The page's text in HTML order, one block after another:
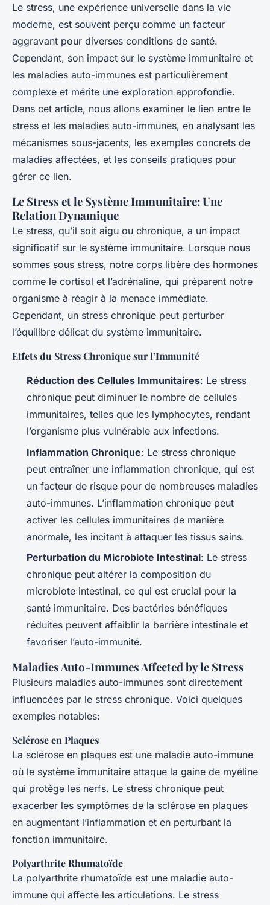
Le stress, une expérience universelle dans la vie
moderne, est souvent perçu comme un facteur
aggravant pour diverses conditions de santé.
Cependant, son impact sur le système immunitaire et
les maladies auto-immunes est particulièrement
complexe et mérite une exploration approfondie.
Dans cet article, nous allons examiner le lien entre le
stress et les maladies auto-immunes, en analysant les
mécanismes sous-jacents, les exemples concrets de
maladies affectées, et les conseils pratiques pour
gérer ce lien.
Le Stress et le Système Immunitaire: Une
Relation Dynamique
Le stress, qu’il soit aigu ou chronique, a un impact
significatif sur le système immunitaire. Lorsque nous
sommes sous stress, notre corps libère des hormones
comme le cortisol et l’adrénaline, qui préparent notre
organisme à réagir à la menace immédiate.
Cependant, un stress chronique peut perturber
l’équilibre délicat du système immunitaire.
Effets du Stress Chronique sur l’Immunité
Réduction des Cellules Immunitaires: Le stress
chronique peut diminuer le nombre de cellules
immunitaires, telles que les lymphocytes, rendant
l’organisme plus vulnérable aux infections.
Inflammation Chronique: Le stress chronique
peut entraîner une inflammation chronique, qui est
un facteur de risque pour de nombreuses maladies
auto-immunes. L’inflammation chronique peut
activer les cellules immunitaires de manière
anormale, les incitant à attaquer les tissus sains.
Perturbation du Microbiote Intestinal: Le stress
chronique peut altérer la composition du
microbiote intestinal, ce qui est crucial pour la
santé immunitaire. Des bactéries bénéfiques
réduites peuvent affaiblir la barrière intestinale et
favoriser l’auto-immunité.
Maladies Auto-Immunes Affected by le Stress
Plusieurs maladies auto-immunes sont directement
influencées par le stress chronique. Voici quelques
exemples notables:
Sclérose en Plaques
La sclérose en plaques est une maladie auto-immune
où le système immunitaire attaque la gaine de myéline
qui protège les nerfs. Le stress chronique peut
exacerber les symptômes de la sclérose en plaques
en augmentant l’inflammation et en perturbant la
fonction immunitaire.
Polyarthrite Rhumatoïde
La polyarthrite rhumatoïde est une maladie auto-
immune qui affecte les articulations. Le stress